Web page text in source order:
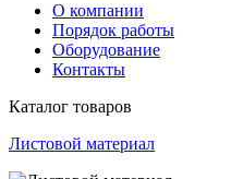
О компании
Порядок работы
Оборудование
Контакты
Каталог товаров
Листовой материал